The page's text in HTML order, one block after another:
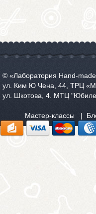
© «Лаборатория Hand-
ул. Ким Ю Чена, 44, ТРЦ
ул. Шкотова, 4. МТЦ
Мастер-классы